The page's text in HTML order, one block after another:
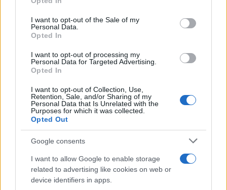
Please note that this website/app uses one or more Google
services and may gather and store information including but
not limited to your visit or usage behaviour. You may click to
grant or deny consent to Google and its third-party tags to
consent section.
I want to opt-out of the Sale of my
Personal Data.
Opted In
I want to opt-out of processing my
Personal Data for Targeted Advertising.
Opted In
I want to opt-out of Collection, Use,
Retention, Sale, and/or Sharing of my
Personal Data that Is Unrelated with the
Purposes for which it was collected.
Opted Out
Google consents
I want to allow Google to enable storage
related to advertising like cookies on web or
device identifiers in apps.
FRASI
Frasi celebri
Frasi da condividere
Poesie
Frasi dei film